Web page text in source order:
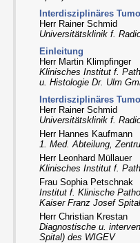
Interdisziplinäres
Herr Rainer Schmid
Universitätsklinik f.
Einleitung
Herr Martin Klimpfinger
Klinisches Institut f.
u. Histologie Dr. Ulm
Interdisziplinäres
Herr Rainer Schmid
Universitätsklinik f.
Herr Hannes Kaufmann
1. Med. Abteilung,
Herr Leonhard Müllauer
Klinisches Institut f.
Frau Sophia Petschnak
Institut f. Klinische
Kaiser Franz Josef
Herr Christian Krestan
Diagnostische u.
Spital) des WIGEV